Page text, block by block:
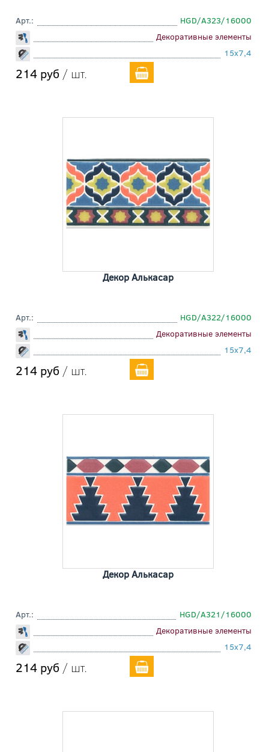
Арт.:
HGD/A323/16000
Декоративные элементы
15x7,4
214 руб / шт.
Декор Алькасар
Арт.:
HGD/A322/16000
Декоративные элементы
15x7,4
214 руб / шт.
Декор Алькасар
Арт.:
HGD/A321/16000
Декоративные элементы
15x7,4
214 руб / шт.